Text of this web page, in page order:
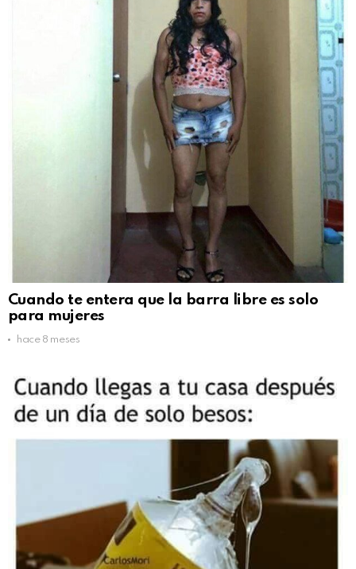
Cuando te entera que la barra libre es solo
para mujeres
hace 8 meses